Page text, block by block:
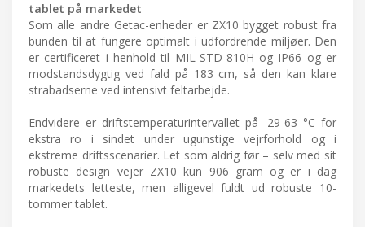
tablet på markedet
Som alle andre Getac-enheder er ZX10 bygget robust fra
bunden til at fungere optimalt i udfordrende miljøer. Den
er certificeret i henhold til MIL-STD-810H og IP66 og er
modstandsdygtig ved fald på 183 cm, så den kan klare
strabadserne ved intensivt feltarbejde.
Endvidere er driftstemperaturintervallet på -29-63 °C for
ekstra ro i sindet under ugunstige vejrforhold og i
ekstreme driftsscenarier. Let som aldrig før – selv med sit
robuste design vejer ZX10 kun 906 gram og er i dag
markedets letteste, men alligevel fuldt ud robuste 10-
tommer tablet.